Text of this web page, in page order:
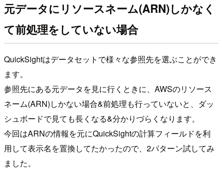
元データにリソースネーム(ARN)しかなく
て前処理をしていない場合
QuickSightはデータセットで様々な参照先を選ぶことができ
ます。
参照先にある元データを見に行くときに、AWSのリソース
ネーム(ARN)しかない場合&前処理も行っていないと、ダッ
シュボードで見ても長くなる&分かりづらくなります。
今回はARNの情報を元にQuickSightの計算フィールドを利
用して表示名を置換してたかったので、2パターン試してみ
ました。